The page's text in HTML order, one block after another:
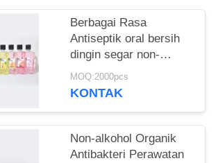
Berbagai Rasa
Antiseptik oral bersih
dingin segar non-
alkohol Air Mulut Untuk
kebersihan mulut
MOQ:2000pcs
KONTAK
Non-alkohol Organik
Antibakteri Perawatan